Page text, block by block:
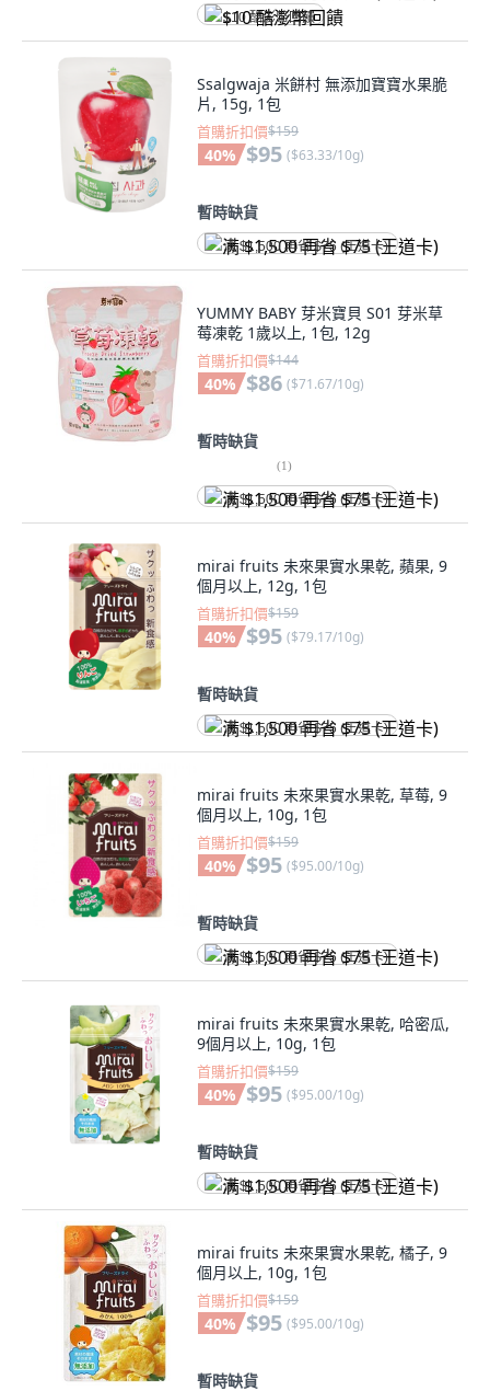
$10 酷澎幣回饋
Ssalgwaja 米餅村 無添加寶寶水果脆
片, 15g, 1包
首購折扣價$159
40% $95 ($63.33/10g)
暫時缺貨
满 $1,500 再省 $75 (王道卡)
YUMMY BABY 芽米寶貝 S01 芽米草
莓凍乾 1歲以上, 1包, 12g
首購折扣價$144
40% $86 ($71.67/10g)
暫時缺貨
(1)
满 $1,500 再省 $75 (王道卡)
mirai fruits 未來果實水果乾, 蘋果, 9
個月以上, 12g, 1包
首購折扣價$159
40% $95 ($79.17/10g)
暫時缺貨
满 $1,500 再省 $75 (王道卡)
mirai fruits 未來果實水果乾, 草莓, 9
個月以上, 10g, 1包
首購折扣價$159
40% $95 ($95.00/10g)
暫時缺貨
满 $1,500 再省 $75 (王道卡)
mirai fruits 未來果實水果乾, 哈密瓜,
9個月以上, 10g, 1包
首購折扣價$159
40% $95 ($95.00/10g)
暫時缺貨
满 $1,500 再省 $75 (王道卡)
mirai fruits 未來果實水果乾, 橘子, 9
個月以上, 10g, 1包
首購折扣價$159
40% $95 ($95.00/10g)
暫時缺貨